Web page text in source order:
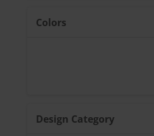
Colors
Design Category